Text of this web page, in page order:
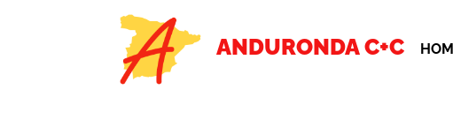
ANDURONDA C+C